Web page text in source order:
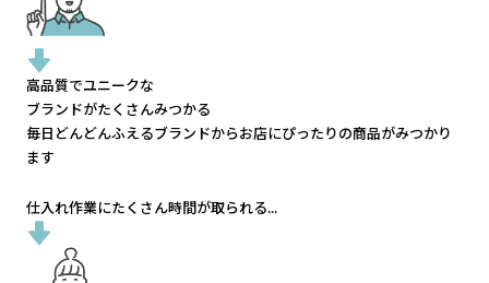
高品質でユニークな
ブランドがたくさんみつかる
毎日どんどんふえるブランドからお店にぴったりの商品がみつかり
ます
仕入れ作業にたくさん時間が取られる...